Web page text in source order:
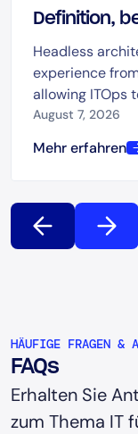
Definition,
cases
Headless
experience
allowing ITOps
capabilities into
automation
August 7, 2026
Mehr erfahren
HÄUFIGE FRAGEN &
FAQs
Erhalten Sie
zum Thema IT